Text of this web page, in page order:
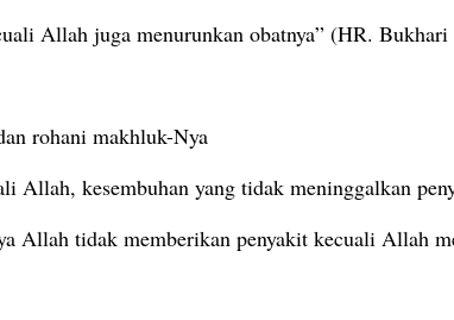
Allah juga menurunkan obatnya” (HR.
rohani makhluk-Nya
Allah, kesembuhan yang tidak meninggalkan
Allah tidak memberikan penyakit kecuali Allah